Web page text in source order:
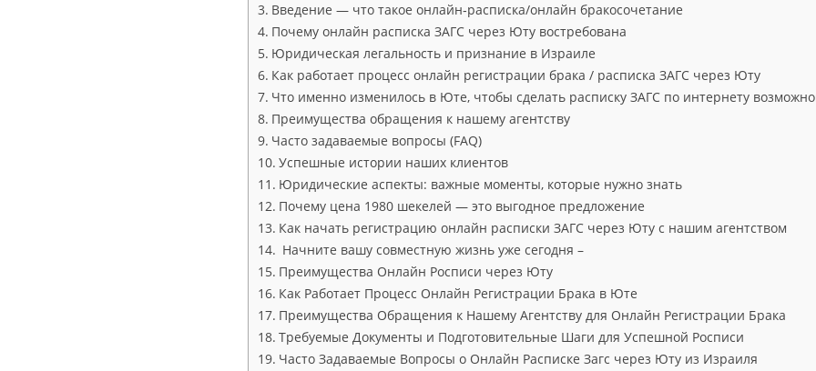
Введение — что такое онлайн‑расписка/онлайн брако­сочетание
Почему онлайн расписка ЗАГС через Юту востребована
Юридическая легальность и признание в Израиле
Как работает процесс онлайн регистрации брака / расписка ЗАГС через Юту
Что именно изменилось в Юте, чтобы сделать расписку ЗАГС по интернету
Преимущества обращения к нашему агентству
Часто задаваемые вопросы (FAQ)
Успешные истории наших клиентов
Юридические аспекты: важные моменты, которые нужно знать
Почему цена 1980 шекелей — это выгодное предложение
Как начать регистрацию онлайн расписки ЗАГС через Юту с нашим агентством
Начните вашу совместную жизнь уже сегодня –
Преимущества Онлайн Росписи через Юту
Как Работает Процесс Онлайн Регистрации Брака в Юте
Преимущества Обращения к Нашему Агентству для Онлайн Регистрации Брака
Требуемые Документы и Подготовительные Шаги для Успешной Росписи
Часто Задаваемые Вопросы о Онлайн Расписке Загс через Юту из Израиля